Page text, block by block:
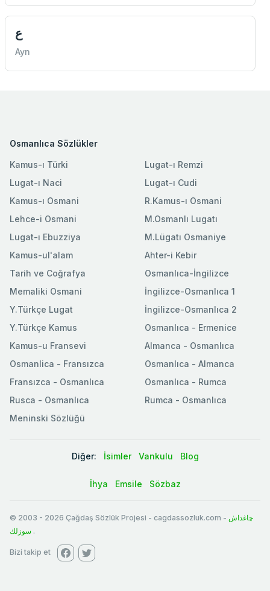
ع
Ayn
Osmanlıca Sözlükler
Kamus-ı Türki
Lugat-ı Naci
Kamus-ı Osmani
Lehce-i Osmani
Lugat-ı Ebuzziya
Lugat-ı Remzi
Lugat-ı Cudi
R.Kamus-ı Osmani
M.Osmanlı Lugatı
M.Lügatı Osmaniye
Kamus-ul'alam
Tarih ve Coğrafya
Memaliki Osmani
Y.Türkçe Lugat
Y.Türkçe Kamus
Ahter-i Kebir
Osmanlıca-İngilizce
İngilizce-Osmanlıca 1
İngilizce-Osmanlıca 2
Osmanlıca - Ermenice
Kamus-u Fransevi
Osmanlica - Fransızca
Fransızca - Osmanlıca
Rusca - Osmanlıca
Meninski Sözlüğü
Almanca - Osmanlıca
Osmanlıca - Almanca
Osmanlıca - Rumca
Rumca - Osmanlıca
Diğer: İsimler Vankulu Blog
İhya Emsile Sözbaz
© 2003 - 2026 Çağdaş Sözlük Projesi - cagdassozluk.com - چاغداش
سوزلك .
Bizi takip et